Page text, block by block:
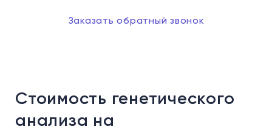
Заказать обратный звонок
Стоимость генетического
анализа на